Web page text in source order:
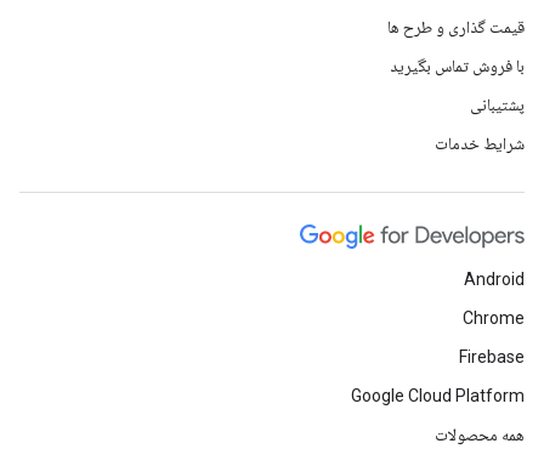
قیمت گذاری و طرح ها
با فروش تماس بگیرید
پشتیبانی
شرایط خدمات
Android
Chrome
Firebase
Google Cloud Platform
همه محصولات